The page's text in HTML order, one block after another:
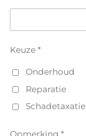
Keuze *
Onderhoud
Reparatie
Schadetaxatie
Opmerking *